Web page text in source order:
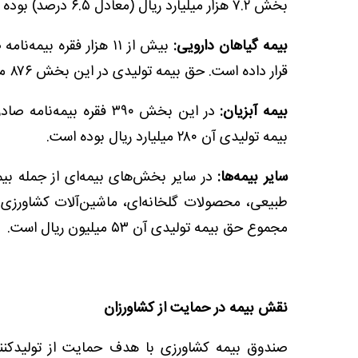
بخش ۷.۲ هزار میلیارد ریال (معادل ۶.۵ درصد) بوده است.
بیمه گیاهان دارویی:
قرار داده است. حق بیمه تولیدی در این بخش ۸۷۶ میلیارد ریال اعلام شده است.
بیمه آبزیان:
بیمه تولیدی آن ۲۸۰ میلیارد ریال بوده است.
سایر بیمه‌ها: در سایر بخش‌های بیمه‌ای از جمله
مجموع حق بیمه تولیدی آن ۵۳ میلیون ریال است.
نقش بیمه در حمایت از کشاورزان
صندوق بیمه کشاورزی با هدف حمایت از